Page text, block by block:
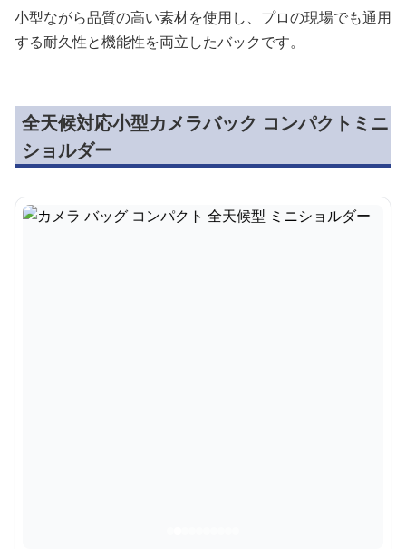
小型ながら品質の高い素材を使用し、プロの現場でも通用
する耐久性と機能性を両立したバックです。
全天候対応小型カメラバック コンパクトミニ
ショルダー